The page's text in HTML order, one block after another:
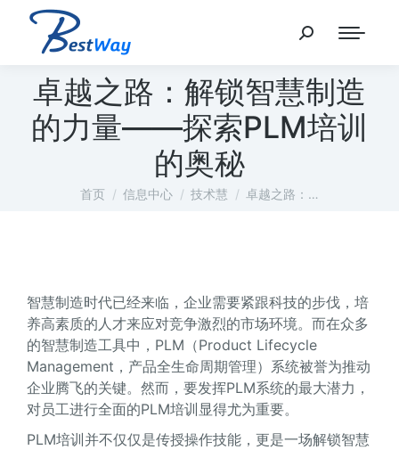
卓越之路：解锁智慧制造
的力量——探索PLM培训
的奥秘
您在这里：
首页 信息中心 技术慧 卓越之路：…
智慧制造时代已经来临，企业需要紧跟科技的步伐，培
养高素质的人才来应对竞争激烈的市场环境。而在众多
的智慧制造工具中，PLM（Product Lifecycle
Management，产品全生命周期管理）系统被誉为推动
企业腾飞的关键。然而，要发挥PLM系统的最大潜力，
对员工进行全面的PLM培训显得尤为重要。
PLM培训并不仅仅是传授操作技能，更是一场解锁智慧